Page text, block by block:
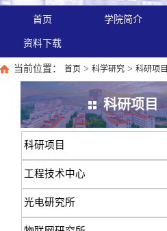
首页 学院简介
资料下载
当前位置： 首页 > 科学研究 > 科研项目
科研项目
科研项目
工程技术中心
光电研究所